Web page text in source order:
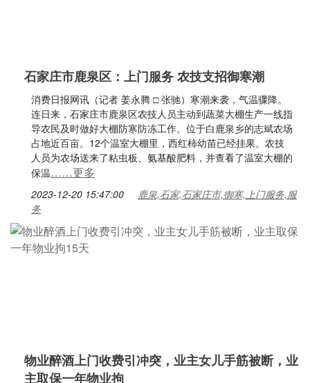
石家庄市鹿泉区：上门服务 农技支招御寒潮
消费日报网讯（记者 姜永腾 □ 张驰）寒潮来袭，气温骤降。
连日来，石家庄市鹿泉区农技人员主动到蔬菜大棚生产一线指
导农民及时做好大棚防寒防冻工作。位于白鹿泉乡的志斌农场
占地近百亩。12个温室大棚里，西红柿幼苗已经挂果。农技
人员为农场送来了粘虫板、氨基酸肥料，并查看了温室大棚的
保温……更多
2023-12-20 15:47:00
鹿泉,石家,石家庄市,御寒,上门服务,服
务
物业醉酒上门收费引冲突，业主女儿手筋被断，业
主取保一年物业拘